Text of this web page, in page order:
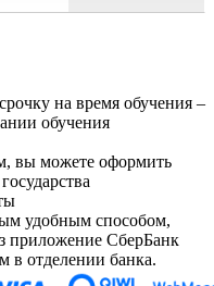
на время обучения –
обучения
вы можете оформить
удобным способом,
приложение СберБанк
в отделении банка.